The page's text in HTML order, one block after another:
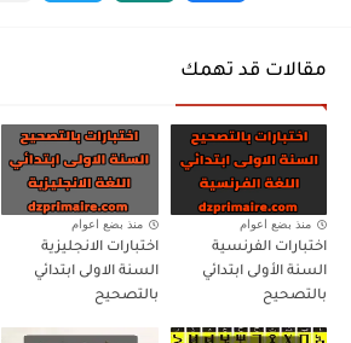
مقالات قد تهمك
منذ بضع اعوام
اختبارات الفرنسية
السنة الأولى ابتدائي
بالتصحيح
منذ بضع اعوام
اختبارات الانجليزية
السنة الاولى ابتدائي
بالتصحيح